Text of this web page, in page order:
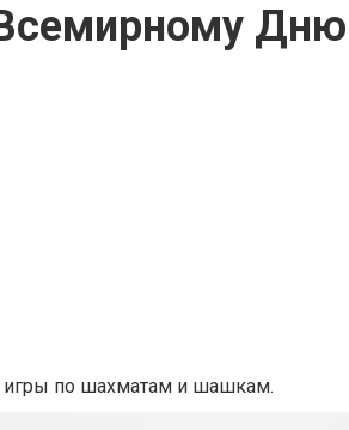
Дню
по шахматам и шашкам.